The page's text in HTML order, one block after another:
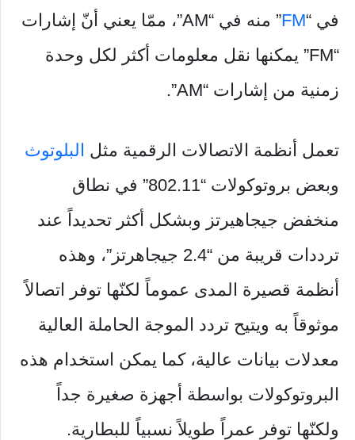
في “FM
” منه في “AM”، ممّا يعني أنّ إشارات
“FM” يمكنها نقل معلومات أكثر لكل وحدة
زمنية من إشارات “AM”.
تعمل أنظمة الاتصالات الرقمية مثل البلوتوث
وبعض بروتوكولات “802.11” في نطاق
منخفض جيجاهيرتز وبشكل أكثر تحديداً عند
ترددات قريبة من “2.4 جيجاهرتز”، وهذه
أنظمة قصيرة المدى عموماً لكنّها توفر اتصالاً
موثوقاً به ويتيح تردد الموجة الحاملة العالية
معدلات بيانات عالية، كما يمكن استخدام هذه
البروتوكولات بواسطة أجهزة صغيرة جداً
ولكنّها توفر عمراً طويلاً نسبياً للبطارية.